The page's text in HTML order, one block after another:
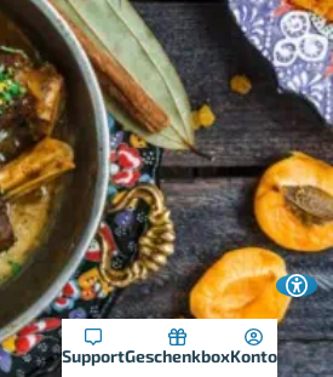
SupportGeschenkboxKonto